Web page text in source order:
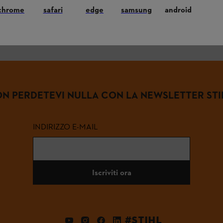
PERDETEVI NULLA CON LA NEWSLETTER
INDIRIZZO E-MAIL
Iscriviti ora
#STIHL
safari edge samsung android